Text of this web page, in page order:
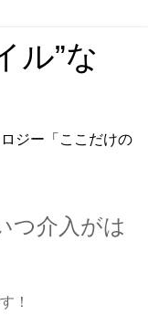
ル”な
ジー「ここだけの
つ介入がは
！